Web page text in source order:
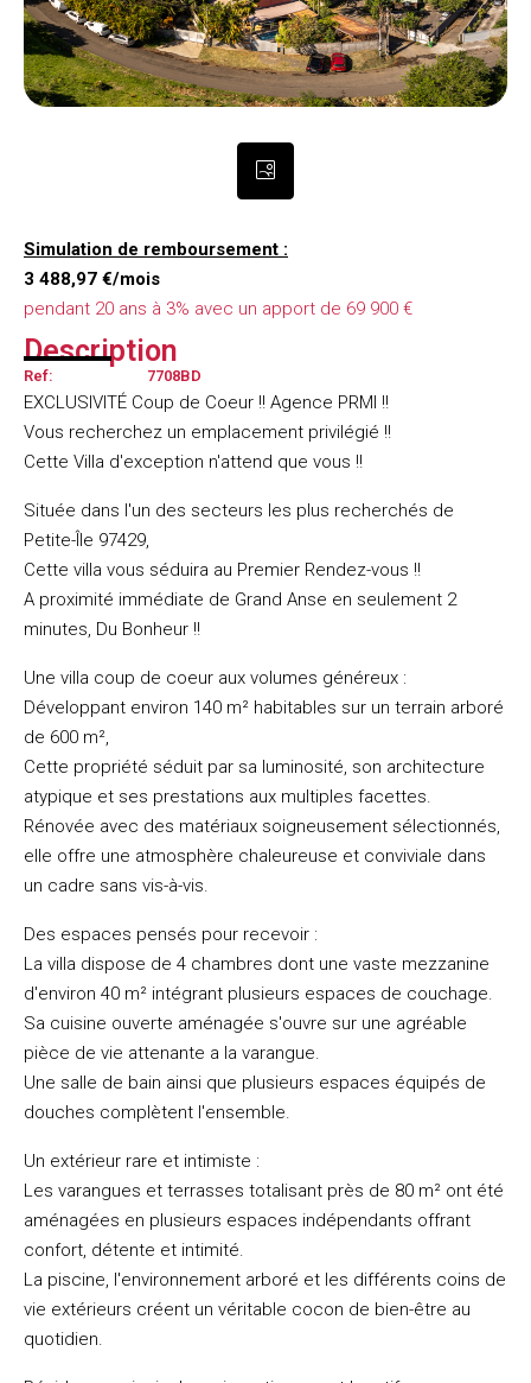
Simulation de remboursement :
3 488,97 €/mois
pendant 20 ans à 3% avec un apport de 69 900 €
Description
Ref: 7708BD
EXCLUSIVITÉ Coup de Coeur !! Agence PRMI !!
Vous recherchez un emplacement privilégié !!
Cette Villa d'exception n'attend que vous !!
Située dans l'un des secteurs les plus recherchés de
Petite-Île 97429,
Cette villa vous séduira au Premier Rendez-vous !!
A proximité immédiate de Grand Anse en seulement 2
minutes, Du Bonheur !!
Une villa coup de coeur aux volumes généreux :
Développant environ 140 m² habitables sur un terrain arboré
de 600 m²,
Cette propriété séduit par sa luminosité, son architecture
atypique et ses prestations aux multiples facettes.
Rénovée avec des matériaux soigneusement sélectionnés,
elle offre une atmosphère chaleureuse et conviviale dans
un cadre sans vis-à-vis.
Des espaces pensés pour recevoir :
La villa dispose de 4 chambres dont une vaste mezzanine
d'environ 40 m² intégrant plusieurs espaces de couchage.
Sa cuisine ouverte aménagée s'ouvre sur une agréable
pièce de vie attenante a la varangue.
Une salle de bain ainsi que plusieurs espaces équipés de
douches complètent l'ensemble.
Un extérieur rare et intimiste :
Les varangues et terrasses totalisant près de 80 m² ont été
aménagées en plusieurs espaces indépendants offrant
confort, détente et intimité.
La piscine, l'environnement arboré et les différents coins de
vie extérieurs créent un véritable cocon de bien-être au
quotidien.